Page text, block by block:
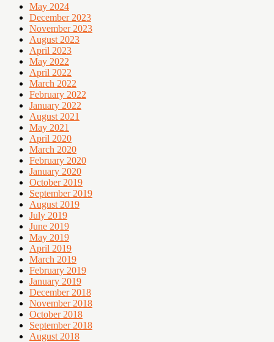
May 2024
December 2023
November 2023
August 2023
April 2023
May 2022
April 2022
March 2022
February 2022
January 2022
August 2021
May 2021
April 2020
March 2020
February 2020
January 2020
October 2019
September 2019
August 2019
July 2019
June 2019
May 2019
April 2019
March 2019
February 2019
January 2019
December 2018
November 2018
October 2018
September 2018
August 2018